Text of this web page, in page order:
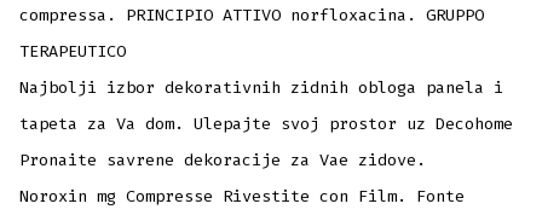
compressa. PRINCIPIO ATTIVO norfloxacina. GRUPPO
TERAPEUTICO
Najbolji izbor dekorativnih zidnih obloga panela i
tapeta za Va dom. Ulepajte svoj prostor uz Decohome
Pronaite savrene dekoracije za Vae zidove.
Noroxin mg Compresse Rivestite con Film. Fonte